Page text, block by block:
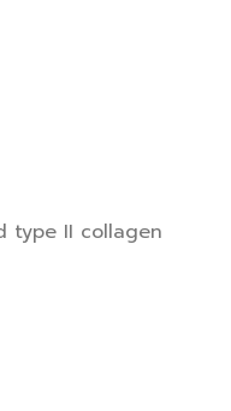
type II collagen